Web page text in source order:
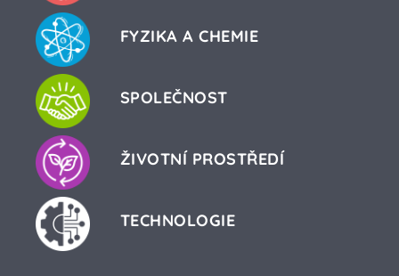
FYZIKA A CHEMIE
SPOLEČNOST
ŽIVOTNÍ PROSTŘEDÍ
TECHNOLOGIE